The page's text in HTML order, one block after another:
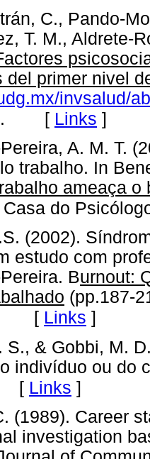
C., Pando-
T. M., Aldrete-
del primer nivel
invsalud/
[ Links ]
A. M. T.
trabalho. In
ameaça o
do
(2002).
estudo com
Burnout:
(pp.187-
[ Links ]
S., & Gobbi, M.
indivíduo ou do
Links ]
(1989). Career
investigation